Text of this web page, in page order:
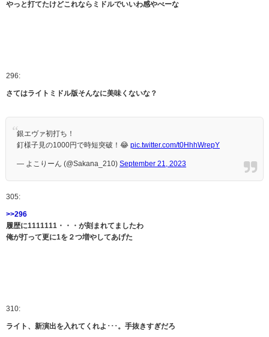
やっと打てたけどこれならミドルでいいわ感やべーな
296:
さてはライトミドル版そんなに美味くないな？
銀エヴァ初打ち！
釘様子見の1000円で時短突破！😂 pic.twitter.com/t0HhhWrepY
— よこりーん (@Sakana_210) September 21, 2023
305:
>>296
履歴に1111111・・・が刻まれてましたわ
俺が打って更に1を２つ増やしてあげた
310:
ライト、新演出を入れてくれよ･･･。手抜きすぎだろ